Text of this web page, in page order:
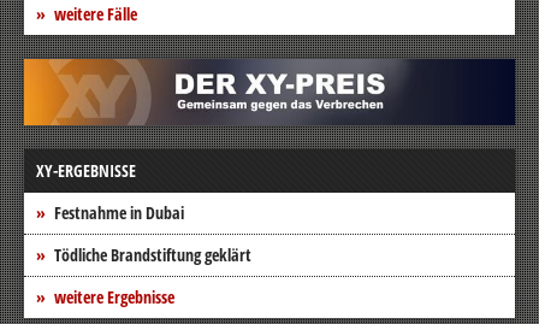
weitere Fälle
XY-ERGEBNISSE
Festnahme in Dubai
Tödliche Brandstiftung geklärt
weitere Ergebnisse